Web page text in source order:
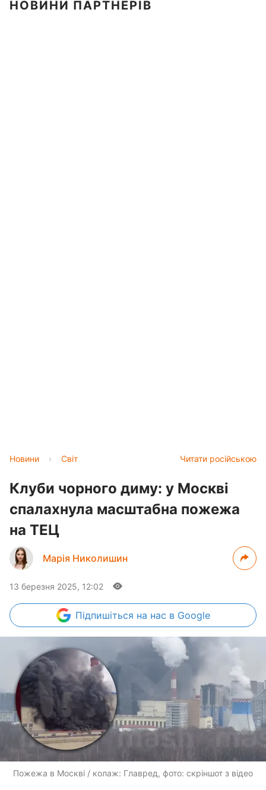
НОВИНИ ПАРТНЕРІВ
Читати російською
Новини › Світ
Клуби чорного диму: у Москві
спалахнула масштабна пожежа
на ТЕЦ
Марія Николишин
13 березня 2025, 12:02
Підпишіться на нас в Google
Пожежа в Москві / колаж: Главред, фото: скріншот з відео